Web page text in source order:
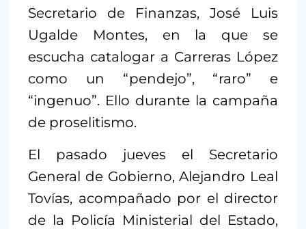
Secretario de Finanzas, José Luis
Ugalde Montes, en la que se
escucha catalogar a Carreras López
como un “pendejo”, “raro” e
“ingenuo”. Ello durante la campaña
de proselitismo.
El pasado jueves el Secretario
General de Gobierno, Alejandro Leal
Tovías, acompañado por el director
de la Policía Ministerial del Estado,